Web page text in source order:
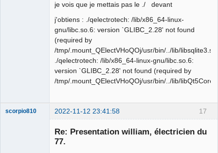
je vois que je mettais pas le ./ devant
j'obtiens : ./qelectrotech: /lib/x86_64-linux-
gnu/libc.so.6: version `GLIBC_2.28' not found
(required by
/tmp/.mount_QElectVHoQOj/usr/bin/../lib/
./qelectrotech: /lib/x86_64-linux-gnu/libc.so.6:
version `GLIBC_2.28' not found (required by
/tmp/.mount_QElectVHoQOj/usr/bin/../lib/
17
scorpio810 2022-11-12 23:41:58
Re: Presentation william, électricien du
77.